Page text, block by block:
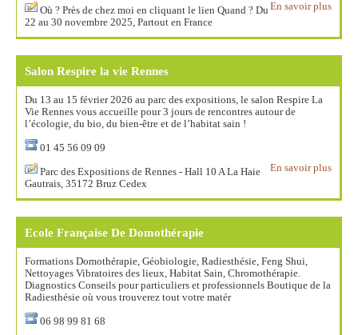
En savoir plus
Où ? Près de chez moi en cliquant le lien Quand ? Du
22 au 30 novembre 2025, Partout en France
Salon Respire la vie Rennes
Du 13 au 15 février 2026 au parc des expositions, le salon Respire La
Vie Rennes vous accueille pour 3 jours de rencontres autour de
l’écologie, du bio, du bien-être et de l’habitat sain !
01 45 56 09 09
En savoir plus
Parc des Expositions de Rennes - Hall 10 A La Haie
Gautrais, 35172 Bruz Cedex
Ecole Française De Domothérapie
Formations Domothérapie, Géobiologie, Radiesthésie, Feng Shui,
Nettoyages Vibratoires des lieux, Habitat Sain, Chromothérapie.
Diagnostics Conseils pour particuliers et professionnels Boutique de la
Radiesthésie où vous trouverez tout votre matér
06 98 99 81 68